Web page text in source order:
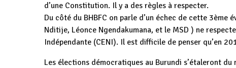
d’une Constitution. Il y a des règles à respecter.
Du côté du BHBFC on parle d’un échec de cette 3ème
Nditije, Léonce Ngendakumana, et le MSD ) ne
Indépendante (CENI). Il est difficile de penser qu’en
Les élections démocratiques au Burundi s’étaleront